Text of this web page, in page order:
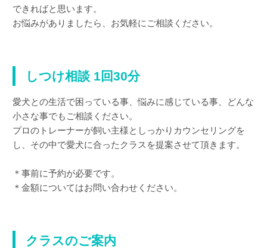
できればと思います。
お悩みがありましたら、お気軽にご相談ください。
しつけ相談 1回30分
愛犬との生活で困っている事、悩みに感じている事、どんな
小さな事でもご相談ください。
プロのトレーナーが飼い主様としっかりカウンセリングを
し、その中で愛犬に合ったクラスを提案させて頂きます。
＊事前に予約が必要です。
＊金額についてはお問い合わせください。
クラスのご案内